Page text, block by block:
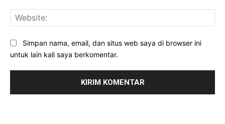
Simpan nama, email, dan situs web saya di browser ini
untuk lain kali saya berkomentar.